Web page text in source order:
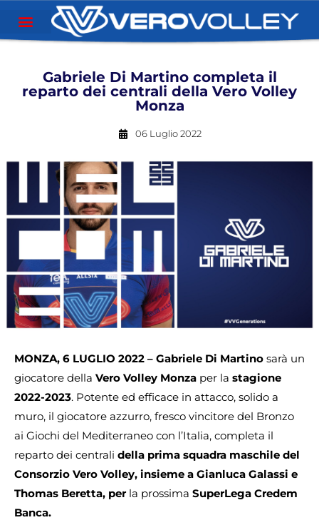
Gabriele Di Martino completa il
reparto dei centrali della Vero Volley
Monza
06 Luglio 2022
MONZA, 6 LUGLIO 2022 – Gabriele Di Martino sarà un
giocatore della Vero Volley Monza per la stagione
2022-2023. Potente ed efficace in attacco, solido a
muro, il giocatore azzurro, fresco vincitore del Bronzo
ai Giochi del Mediterraneo con l’Italia, completa il
reparto dei centrali della prima squadra maschile del
Consorzio Vero Volley, insieme a Gianluca Galassi e
Thomas Beretta, per la prossima SuperLega Credem
Banca.